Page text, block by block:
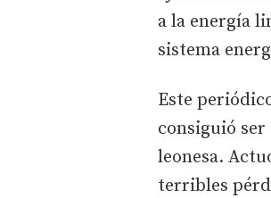
a la energía
sistema
Este
consiguió
leonesa.
terribles